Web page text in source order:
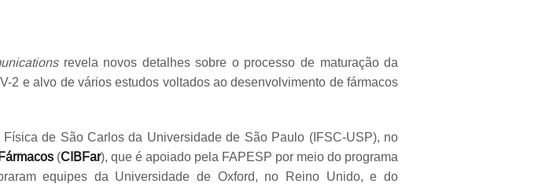
revela novos detalhes sobre o processo de maturação da
2 e alvo de vários estudos voltados ao desenvolvimento de fármacos
de São Carlos da Universidade de São Paulo (IFSC-USP), no
(CIBFar), que é apoiado pela FAPESP por meio do programa
equipes da Universidade de Oxford, no Reino Unido, e do